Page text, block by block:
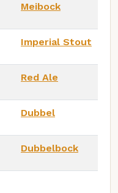
Meibock
Imperial Stout
Red Ale
Dubbel
Dubbelbock